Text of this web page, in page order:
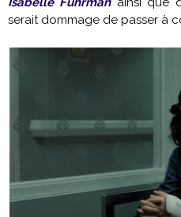
serait dommage de passer à